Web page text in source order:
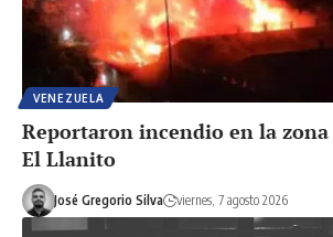
VENEZUELA
Reportaron incendio en la
El Llanito
José Gregorio Silva viernes, 7 agosto 2026